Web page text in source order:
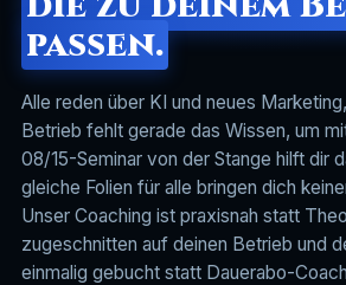
⚓ SEO & GEO Setup
📈 SEO-Betreuung (Agentur)
🌊 Website-Bau
Social Media
💨 Google Ads
👷 Mitarbeiter finden
🎓 Coachings & Trainings
🧭 Workshops & Seminare
🔨 Handwerk
🍽️ Gastronomie
🏨 Hotellerie &
UNTERNEHMEN
⛵ Über uns
📖 Logbuch
🗺️ Wissen
passen.
Alle reden über KI und neues
Betrieb fehlt gerade das Wissen, um
08/15-Seminar von der Stange hilft dir
gleiche Folien für alle bringen dich
Unser Coaching ist praxisnah statt
zugeschnitten auf deinen Betrieb und
einmalig gebucht statt Dauerabo-